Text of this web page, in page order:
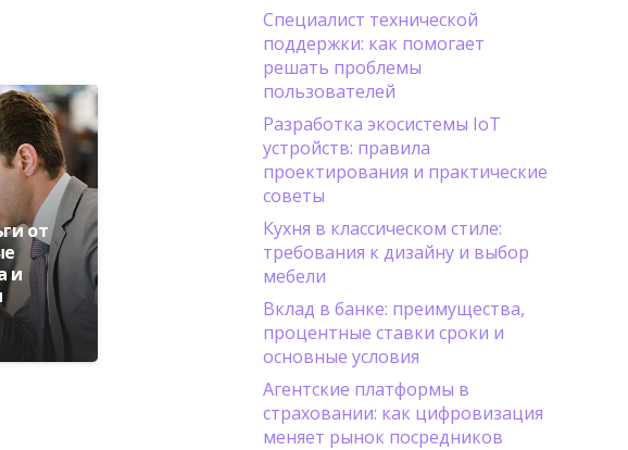
от
и
Специалист технической
поддержки: как помогает
решать проблемы
пользователей
Разработка экосистемы IoT
устройств: правила
проектирования и практические
советы
Кухня в классическом стиле:
требования к дизайну и выбор
мебели
Вклад в банке: преимущества,
процентные ставки сроки и
основные условия
Агентские платформы в
страховании: как цифровизация
меняет рынок посредников